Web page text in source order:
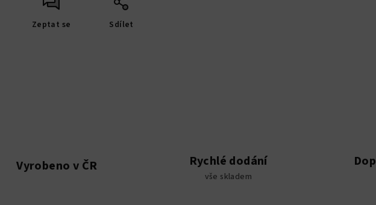
Zeptat se Sdílet
Vyrobeno v ČR Rychlé dodání
vše skladem